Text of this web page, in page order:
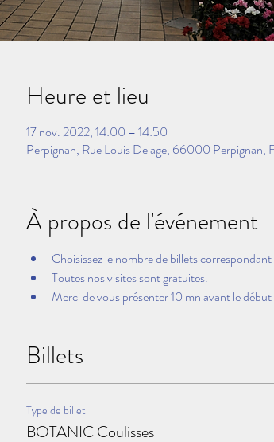
Heure et lieu
17 nov. 2022, 14:00 – 14:50
Perpignan, Rue Louis Delage, 66000 Perpignan,
À propos de l'événement
Choisissez le nombre de billets
Toutes nos visites sont gratuites.
Merci de vous présenter 10 mn avant le
Billets
Type de billet
BOTANIC Coulisses